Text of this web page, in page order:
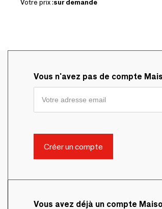
Votre prix :sur demande
Vous n'avez pas de compte
Vous avez déjà un compte